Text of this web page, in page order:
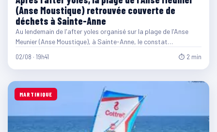
(Anse Moustique) retrouvée couverte de
déchets à Sainte-Anne
Au lendemain de l'after yoles organisé sur la plage de l'Anse
Meunier (Anse Moustique), à Sainte-Anne, le constat…
02/08 · 19h41 ⏱ 2 min
MARTINIQUE